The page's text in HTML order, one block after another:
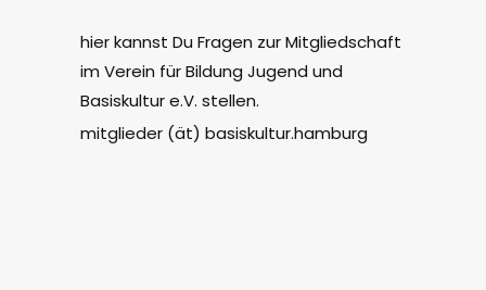
hier kannst Du Fragen zur Mitgliedschaft
im Verein für Bildung Jugend und
Basiskultur e.V. stellen.
mitglieder (ät) basiskultur.hamburg